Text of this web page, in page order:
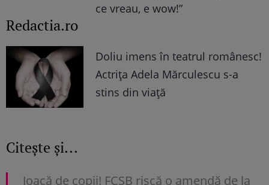
ce vreau, e wow!”
Redactia.ro
Doliu imens în teatrul românesc!
Actrița Adela Mărculescu s-a
stins din viață
Citește și...
Joacă de copii! FCSB riscă o amendă de la